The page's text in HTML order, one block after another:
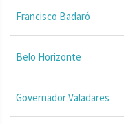
Francisco Badaró
Belo Horizonte
Governador Valadares